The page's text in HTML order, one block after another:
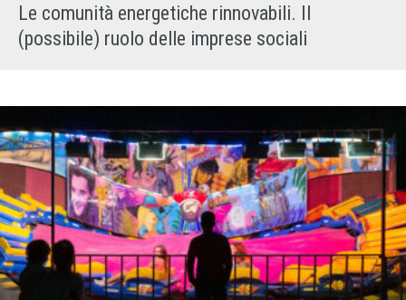
Le comunità energetiche rinnovabili. Il
(possibile) ruolo delle imprese sociali